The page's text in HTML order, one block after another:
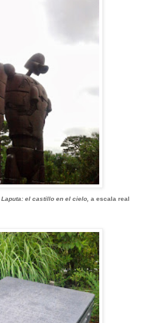
Laputa: el castillo en el cielo, a escala real